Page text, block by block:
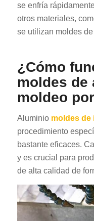
se enfría
otros materiales,
se utilizan moldes
¿Cómo
moldes de
moldeo
Aluminio moldes de
procedimiento
bastante eficaces.
y es crucial para
de alta calidad de